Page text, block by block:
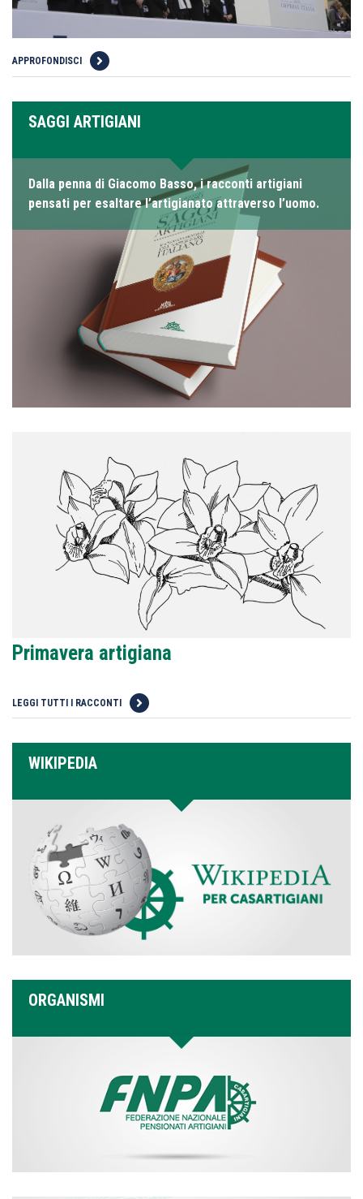
APPROFONDISCI
SAGGI ARTIGIANI
Dalla penna di Giacomo Basso, i racconti artigiani
pensati per esaltare l’artigianato attraverso l’uomo.
Primavera artigiana
LEGGI TUTTI I RACCONTI
WIKIPEDIA
ORGANISMI